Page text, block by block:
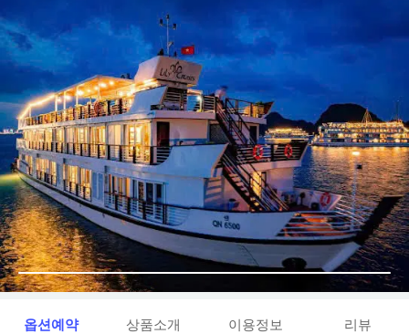
옵션예약 상품소개 이용정보 리뷰